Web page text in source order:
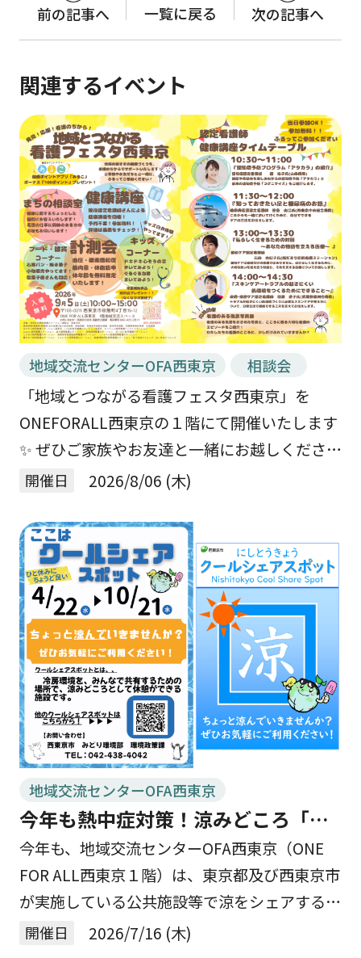
前の記事へ
一覧に戻る
次の記事へ
関連するイベント
地域交流センターOFA西東京 相談会
「地域とつながる看護フェスタ西東京」を
ONEFORALL西東京の１階にて開催いたします
✨ ぜひご家族やお友達と一緒にお越しください
😊 📅 日時 2026年9月5日（土） 10：00～
開催日 2026/8/06 (木)
地域交流センターOFA西東京
今年も熱中症対策！涼みどころ「ク
ールシェアスポット」としてご利用
下さい🌤️
今年も、地域交流センターOFA西東京（ONE
FOR ALL西東京１階）は、東京都及び西東京市
が実施している公共施設等で涼をシェアする
「TOKYOクールシェアスポット」に賛同し、
開催日 2026/7/16 (木)